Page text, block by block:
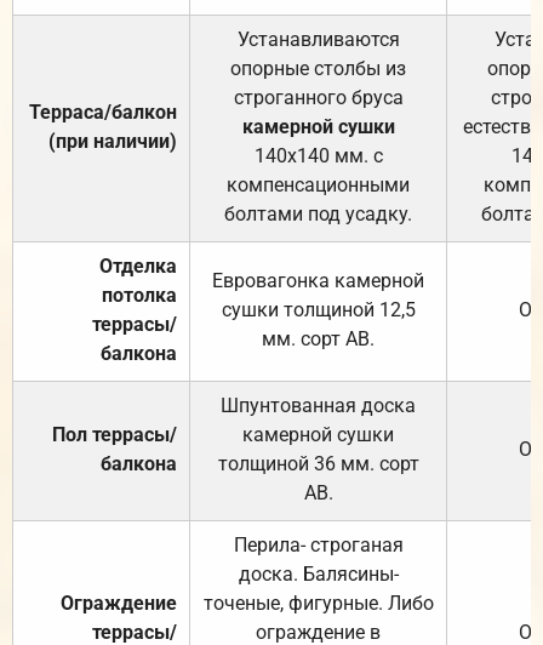
Терраса/балкон
(при наличии)
Устанавливаются
опорные столбы из
строганного бруса
камерной сушки
140х140 мм. с
компенсационными
болтами под усадку.
Отделка
потолка
террасы/
балкона
Евровагонка камерной
сушки толщиной 12,5
мм. сорт АВ.
Пол террасы/
балкона
Шпунтованная доска
камерной сушки
толщиной 36 мм. сорт
АВ.
Ограждение
террасы/
Перила- строганая
доска. Балясины-
точеные, фигурные. Либо
ограждение в